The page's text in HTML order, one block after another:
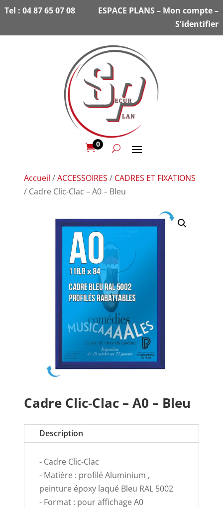
Tel : 04 87 65 07 08 ESPACE PLANS– Mon compte–
S'identifier
0
Accueil /ACCESSOIRES / CADRES ET FIXATIONS
/ Cadre Clic-Clac – A0 – Bleu
Cadre Clic-Clac – A0 – Bleu
Description
- Cadre Clic-Clac
- Matière : profilé Aluminium ,
peinture époxy laqué Bleu RAL 5002
- Format : pour affichage A0